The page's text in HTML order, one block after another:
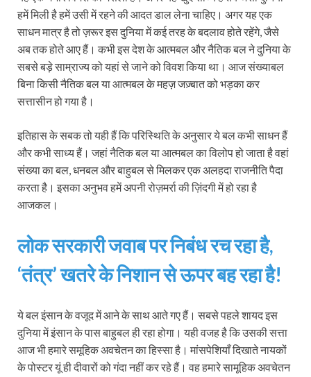
हमें मिली है हमें उसी में रहने की आदत डाल लेना चाहिए। अगर यह एक
साधन मात्र है तो ज़रूर इस दुनिया में कई तरह के बदलाव होते रहेंगे, जैसे
अब तक होते आए हैं। कभी इस देश के आत्मबल और नैतिक बल ने दुनिया के
सबसे बड़े साम्राज्य को यहां से जाने को विवश किया था। आज संख्याबल
बिना किसी नैतिक बल या आत्मबल के महज़ जज़्बात को भड़का कर
सत्तासीन हो गया है।
इतिहास के सबक तो यही हैं कि परिस्थिति के अनुसार ये बल कभी साधन हैं
और कभी साध्य हैं। जहां नैतिक बल या आत्मबल का विलोप हो जाता है वहां
संख्या का बल, धनबल और बाहुबल से मिलकर एक अलहदा राजनीति पैदा
करता है। इसका अनुभव हमें अपनी रोज़मर्रा की ज़िंदगी में हो रहा है
आजकल।
लोक सरकारी जवाब पर निबंध रच रहा है,
‘तंत्र’ खतरे के निशान से ऊपर बह रहा है!
ये बल इंसान के वजूद में आने के साथ आते गए हैं। सबसे पहले शायद इस
दुनिया में इंसान के पास बाहुबल ही रहा होगा। यही वजह है कि उसकी सत्ता
आज भी हमारे समूहिक अवचेतन का हिस्सा है। मांसपेशियाँ दिखाते नायकों
के पोस्टर यूं ही दीवारों को गंदा नहीं कर रहे हैं। वह हमारे सामूहिक अवचेतन